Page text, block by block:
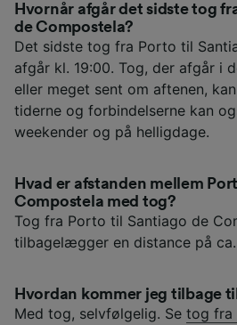
Hvornår afgår det sidste tog
de Compostela?
Det sidste tog fra Porto til
afgår kl. 19:00. Tog, der afgår i
eller meget sent om aftenen,
tiderne og forbindelserne kan
weekender og på helligdage.
Hvad er afstanden mellem
Compostela med tog?
Tog fra Porto til Santiago de
tilbagelægger en distance på ca.
Hvordan kommer jeg tilbage
Med tog, selvfølgelig. Se tog fra